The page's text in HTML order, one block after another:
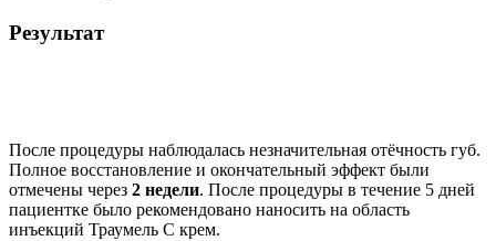
Результат
После процедуры наблюдалась незначительная отёчность губ.
Полное восстановление и окончательный эффект были
отмечены через 2 недели. После процедуры в течение 5 дней
пациентке было рекомендовано наносить на область
инъекций Траумель С крем.